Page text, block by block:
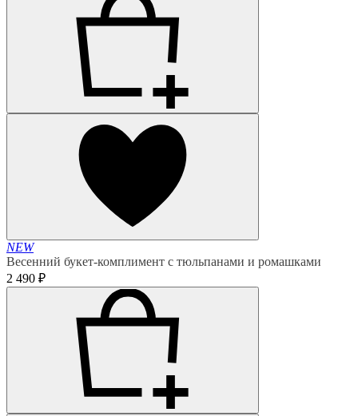
NEW
Весенний букет-комплимент с тюльпанами и ромашками
2 490 ₽